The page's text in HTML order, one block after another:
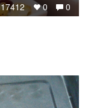
0
0
17412